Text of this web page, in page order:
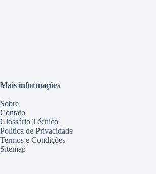
Mais informações
Sobre
Contato
Glossário Técnico
Politica de Privacidade
Termos e Condições
Sitemap